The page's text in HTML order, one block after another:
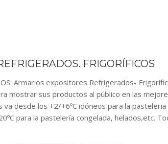
FRIGORÍFICOS
Armarios expositores Refrigerados-
mostrar sus productos al público en las
desde los +2/+6ºC idóneos para la
para la pastelería congelada, helados,etc.